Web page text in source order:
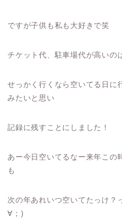
ですが子供も私も大好きで笑
チケット代、駐車場代が高いの
せっかく行くなら空いてる日に
みたいと思い
記録に残すことにしました！
あー今日空いてるなー来年この
も
次の年あれいつ空いてたっけ？
∀；)